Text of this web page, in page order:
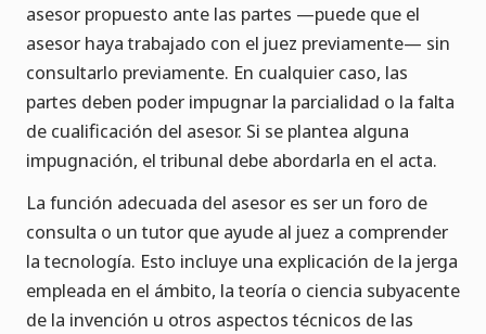
asesor propuesto ante las partes —puede que el
asesor haya trabajado con el juez previamente— sin
consultarlo previamente. En cualquier caso, las
partes deben poder impugnar la parcialidad o la falta
de cualificación del asesor. Si se plantea alguna
impugnación, el tribunal debe abordarla en el acta.
La función adecuada del asesor es ser un foro de
consulta o un tutor que ayude al juez a comprender
la tecnología. Esto incluye una explicación de la jerga
empleada en el ámbito, la teoría o ciencia subyacente
de la invención u otros aspectos técnicos de las